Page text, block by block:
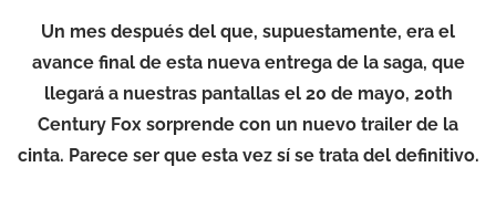
Un mes después del que, supuestamente, era el
avance final de esta nueva entrega de la saga, que
llegará a nuestras pantallas el 20 de mayo, 20th
Century Fox sorprende con un nuevo trailer de la
cinta. Parece ser que esta vez sí se trata del definitivo.